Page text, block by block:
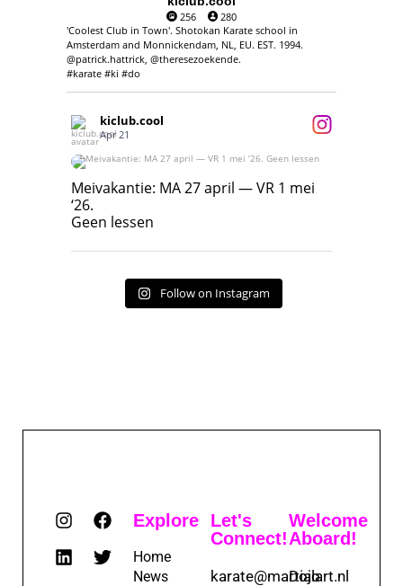
256
280
'Coolest Club in Town'. Shotokan Karate school in
Amsterdam and Monnickendam, NL, EU. EST. 1994.
@patrick.hattrick, @theresezoekende.
#karate #ki #do
kiclub.cool
Apr 21
Meivakantie: MA 27 april — VR 1 mei ‘26.
Geen lessen
Meivakantie: MA 27 april — VR 1 mei
‘26.
Geen lessen
Follow on Instagram
Explore
Home
News
Let's
Connect!
karate@martialart.nl
Welcome
Aboard!
Dojo